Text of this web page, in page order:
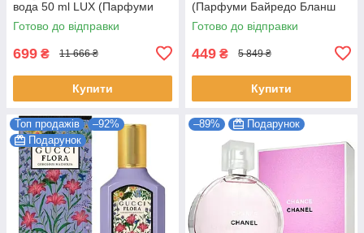
вода 50 ml LUX (Парфуми
Кіліан Блю Мун Джинджер
Даш Жіночі)
Готово до відправки
699 ₴ 11 666 ₴
Купити
(Парфуми Байредо Бланш
Жіночі)
Готово до відправки
449 ₴ 5 849 ₴
Купити
Топ продажів
–92%
Подарунок
–89% Подарунок